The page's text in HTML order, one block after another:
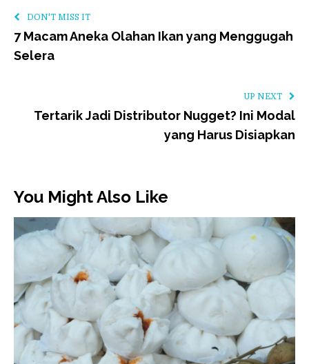
DON'T MISS IT
7 Macam Aneka Olahan Ikan yang Menggugah
Selera
UP NEXT
Tertarik Jadi Distributor Nugget? Ini Modal
yang Harus Disiapkan
You Might Also Like